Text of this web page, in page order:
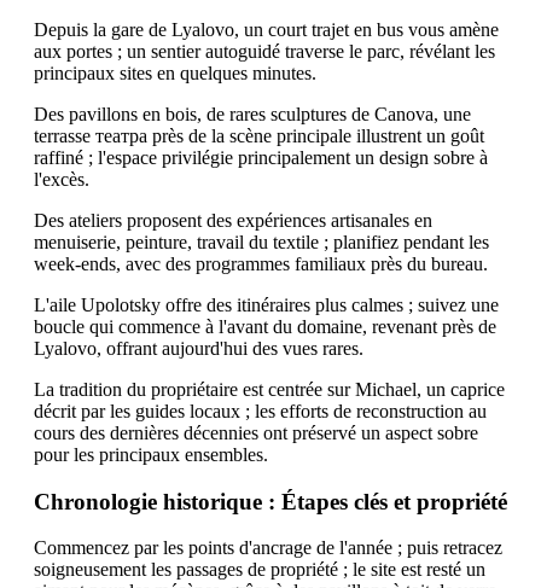
Depuis la gare de Lyalovo, un court trajet en bus vous amène
aux portes ; un sentier autoguidé traverse le parc, révélant les
principaux sites en quelques minutes.
Des pavillons en bois, de rares sculptures de Canova, une
terrasse театра près de la scène principale illustrent un goût
raffiné ; l'espace privilégie principalement un design sobre à
l'excès.
Des ateliers proposent des expériences artisanales en
menuiserie, peinture, travail du textile ; planifiez pendant les
week-ends, avec des programmes familiaux près du bureau.
L'aile Upolotsky offre des itinéraires plus calmes ; suivez une
boucle qui commence à l'avant du domaine, revenant près de
Lyalovo, offrant aujourd'hui des vues rares.
La tradition du propriétaire est centrée sur Michael, un caprice
décrit par les guides locaux ; les efforts de reconstruction au
cours des dernières décennies ont préservé un aspect sobre
pour les principaux ensembles.
Chronologie historique : Étapes clés et propriété
Commencez par les points d'ancrage de l'année ; puis retracez
soigneusement les passages de propriété ; le site est resté un